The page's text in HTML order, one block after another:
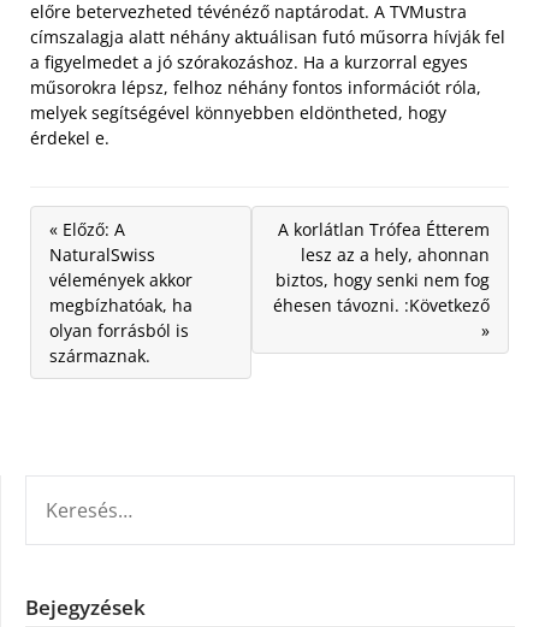
előre betervezheted tévénéző naptárodat. A TVMustra
címszalagja alatt néhány aktuálisan futó műsorra hívják fel
a figyelmedet a jó szórakozáshoz. Ha a kurzorral egyes
műsorokra lépsz, felhoz néhány fontos információt róla,
melyek segítségével könnyebben eldöntheted, hogy
érdekel e.
« Előző: A
NaturalSwiss
vélemények akkor
megbízhatóak, ha
olyan forrásból is
származnak.
A korlátlan Trófea Étterem
lesz az a hely, ahonnan
biztos, hogy senki nem fog
éhesen távozni. :Következő
»
Bejegyzések